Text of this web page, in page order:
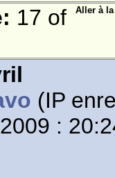
Aller à
17 of
(IP
: